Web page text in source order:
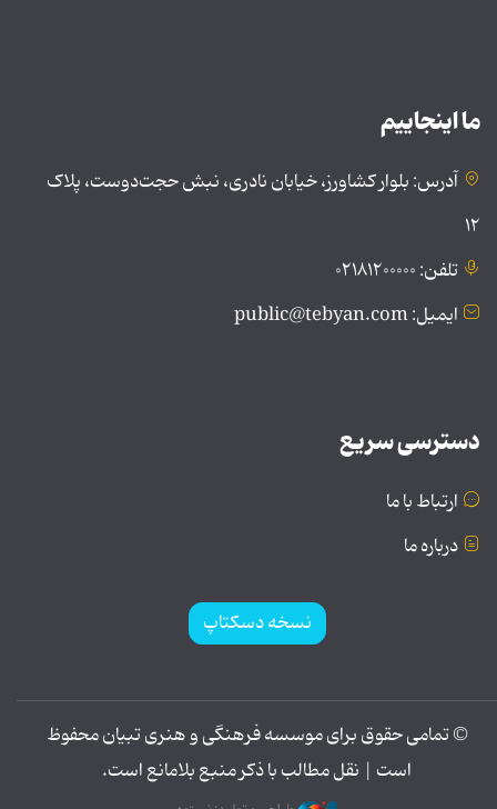
ما اینجاییم
آدرس: بلوار کشاورز، خیابان نادری، نبش حجت‌دوست، پلاک
۱۲
تلفن: ۰۲۱۸۱۲۰۰۰۰۰
ایمیل: public@tebyan.com
دسترسی سریع
ارتباط با ما
درباره ما
نسخه دسکتاپ
© تمامی حقوق برای موسسه فرهنگی و هنری تبیان محفوظ
است | نقل مطالب با ذکر منبع بلامانع است.